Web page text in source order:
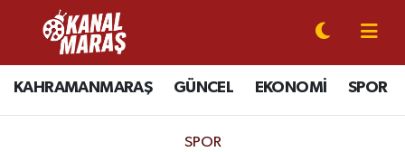
KAHRAMANMARAŞ GÜNCEL EKONOMİ SPOR
SPOR
CANLI YAYIN
KAHRAMANMARAŞ
Kahramanmaraş Nöbetçi Eczaneler
Kahramanmaraş Hava Durumu